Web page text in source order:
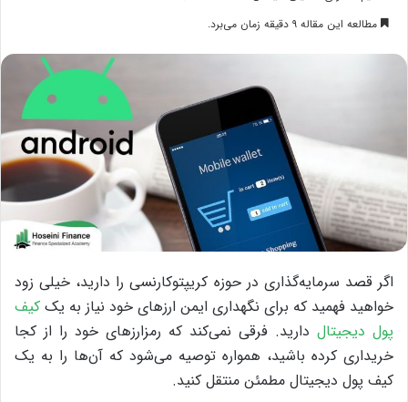
مطالعه این مقاله ۹ دقیقه زمان می‌برد.
اگر قصد سرمایه‌گذاری در حوزه کریپتوکارنسی را دارید، خیلی زود
خواهید فهمید که برای نگهداری ایمن ارزهای خود نیاز به یک کیف
پول دیجیتال دارید. فرقی نمی‌کند که رمزارزهای خود را از کجا
خریداری کرده باشید، همواره توصیه می‌شود که آن‌ها را به یک
کیف پول دیجیتال مطمئن منتقل کنید.